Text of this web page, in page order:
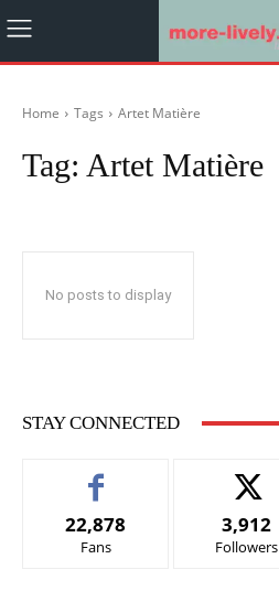
Home Tags Artet Matière
Tag: Artet Matière
No posts to display
STAY CONNECTED
22,878
Fans
3,912
Followers